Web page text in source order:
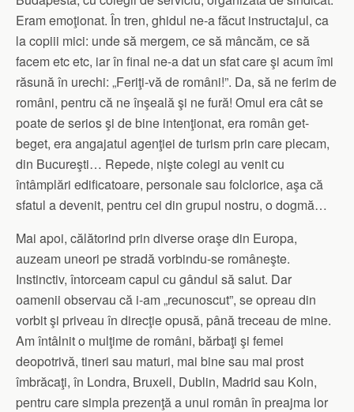
Eram emoţionat. În tren, ghidul ne-a făcut instructajul, ca
la copiii mici: unde să mergem, ce să mâncăm, ce să
facem etc etc, iar în final ne-a dat un sfat care şi acum îmi
răsună în urechi: „Feriţi-vă de români!”. Da, să ne ferim de
români, pentru că ne înşeală şi ne fură! Omul era cât se
poate de serios şi de bine intenţionat, era român get-
beget, era angajatul agenţiei de turism prin care plecam,
din Bucureşti… Repede, nişte colegi au venit cu
întâmplări edificatoare, personale sau folclorice, aşa că
sfatul a devenit, pentru cei din grupul nostru, o dogmă…
Mai apoi, călătorind prin diverse oraşe din Europa,
auzeam uneori pe stradă vorbindu-se româneşte.
Instinctiv, întorceam capul cu gândul să salut. Dar
oamenii observau că i-am „recunoscut”, se opreau din
vorbit şi priveau în direcţie opusă, până treceau de mine.
Am întâlnit o mulţime de români, bărbaţi şi femei
deopotrivă, tineri sau maturi, mai bine sau mai prost
îmbrăcaţi, în Londra, Bruxell, Dublin, Madrid sau Koln,
pentru care simpla prezenţă a unui român în preajma lor